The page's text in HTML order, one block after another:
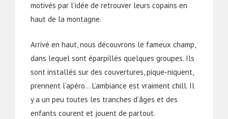
motivés par l’idée de retrouver leurs copains en
haut de la montagne.
Arrivé en haut, nous découvrons le fameux champ,
dans lequel sont éparpillés quelques groupes. Ils
sont installés sur des couvertures, pique-niquent,
prennent l’apéro… L’ambiance est vraiment chill. Il
y a un peu toutes les tranches d’âges et des
enfants courent et jouent de partout.